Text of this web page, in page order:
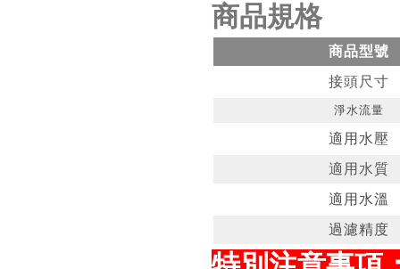
商品規格
商品型號
接頭尺寸
淨水流量
適用水壓
適用水質
適用水溫
過濾精度